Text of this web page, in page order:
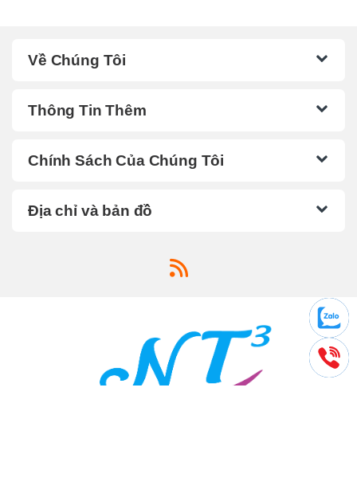
Về Chúng Tôi
Thông Tin Thêm
Chính Sách Của Chúng Tôi
Địa chỉ và bản đồ